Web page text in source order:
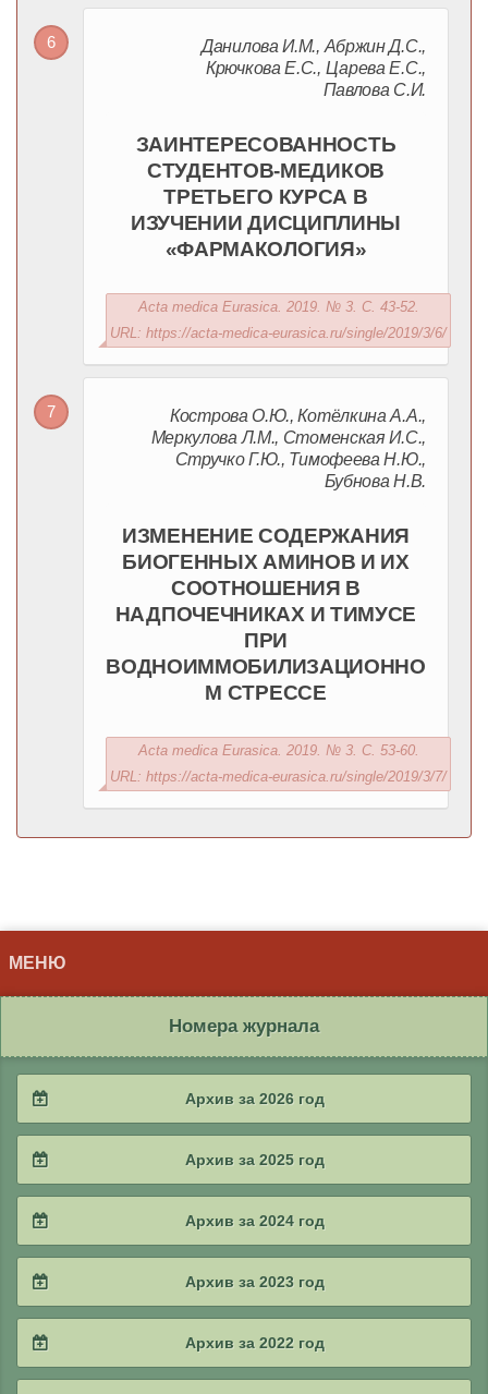
Данилова И.М., Абржин Д.С.,
Крючкова Е.С., Царева Е.С.,
Павлова С.И.
ЗАИНТЕРЕСОВАННОСТЬ
СТУДЕНТОВ-МЕДИКОВ
ТРЕТЬЕГО КУРСА В
ИЗУЧЕНИИ ДИСЦИПЛИНЫ
«ФАРМАКОЛОГИЯ»
Acta medica Eurasica. 2019. № 3. С. 43-52.
URL: https://acta-medica-eurasica.ru/single/2019/3/6/
Кострова О.Ю., Котёлкина А.А.,
Меркулова Л.М., Стоменская И.С.,
Стручко Г.Ю., Тимофеева Н.Ю.,
Бубнова Н.В.
ИЗМЕНЕНИЕ СОДЕРЖАНИЯ
БИОГЕННЫХ АМИНОВ И ИХ
СООТНОШЕНИЯ В
НАДПОЧЕЧНИКАХ И ТИМУСЕ
ПРИ
ВОДНОИММОБИЛИЗАЦИОННО
М СТРЕССЕ
Acta medica Eurasica. 2019. № 3. С. 53-60.
URL: https://acta-medica-eurasica.ru/single/2019/3/7/
МЕНЮ
Номера журнала
Архив за 2026 год
2026 / #1
Архив за 2025 год
2025 / #3
2025 / #2
Архив за 2024 год
2024 / #3
2024 / #2
Архив за 2023 год
2023 / #3
Архив за 2022 год